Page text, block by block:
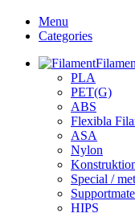
Menu
Categories
PLA
PET(G)
ABS
Flexibla
ASA
Nylon
Special /
HIPS